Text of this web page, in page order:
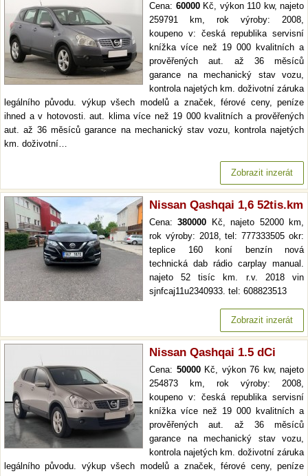
Cena: 60000Kč, výkon 110 kw, najeto
259791 km, rok výroby: 2008,
koupeno v: česká republika servisní
knížka více než 19 000 kvalitních a
prověřených aut. až 36 měsíců
garance na mechanický stav vozu,
kontrola najetých km. doživotní záruka
legálního původu. výkup všech modelů a značek, férové ceny, peníze
ihned a v hotovosti. aut. klima více než 19 000 kvalitních a prověřených
aut. až 36 měsíců garance na mechanický stav vozu, kontrola najetých
km. doživotní…
Zobrazit inzerát
Nissan Qashqai 1,6 52tis.km
Cena:380000 Kč, najeto 52000 km,
rok výroby: 2018, tel: 777333505 okr:
teplice 160 koní benzín nová
technická dab rádio carplay manual.
najeto 52 tisíc km. r.v. 2018 vin
sjnfcaj11u2340933. tel: 608823513
Zobrazit inzerát
Nissan Qashqai 1.5 dCi
Cena: 50000Kč, výkon 76 kw, najeto
254873 km, rok výroby: 2008,
koupeno v: česká republika servisní
knížka více než 19 000 kvalitních a
prověřených aut. až 36 měsíců
garance na mechanický stav vozu,
kontrola najetých km. doživotní záruka
legálního původu. výkup všech modelů a značek, férové ceny, peníze